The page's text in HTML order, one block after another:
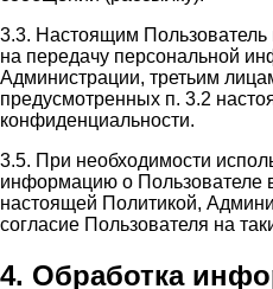
3.3. Настоящим Пользователь
на передачу персональной
Администрации, третьим
предусмотренных п. 3.2
конфиденциальности.
3.5. При необходимости
информацию о Пользователе
настоящей Политикой,
согласие Пользователя на
4. Обработка